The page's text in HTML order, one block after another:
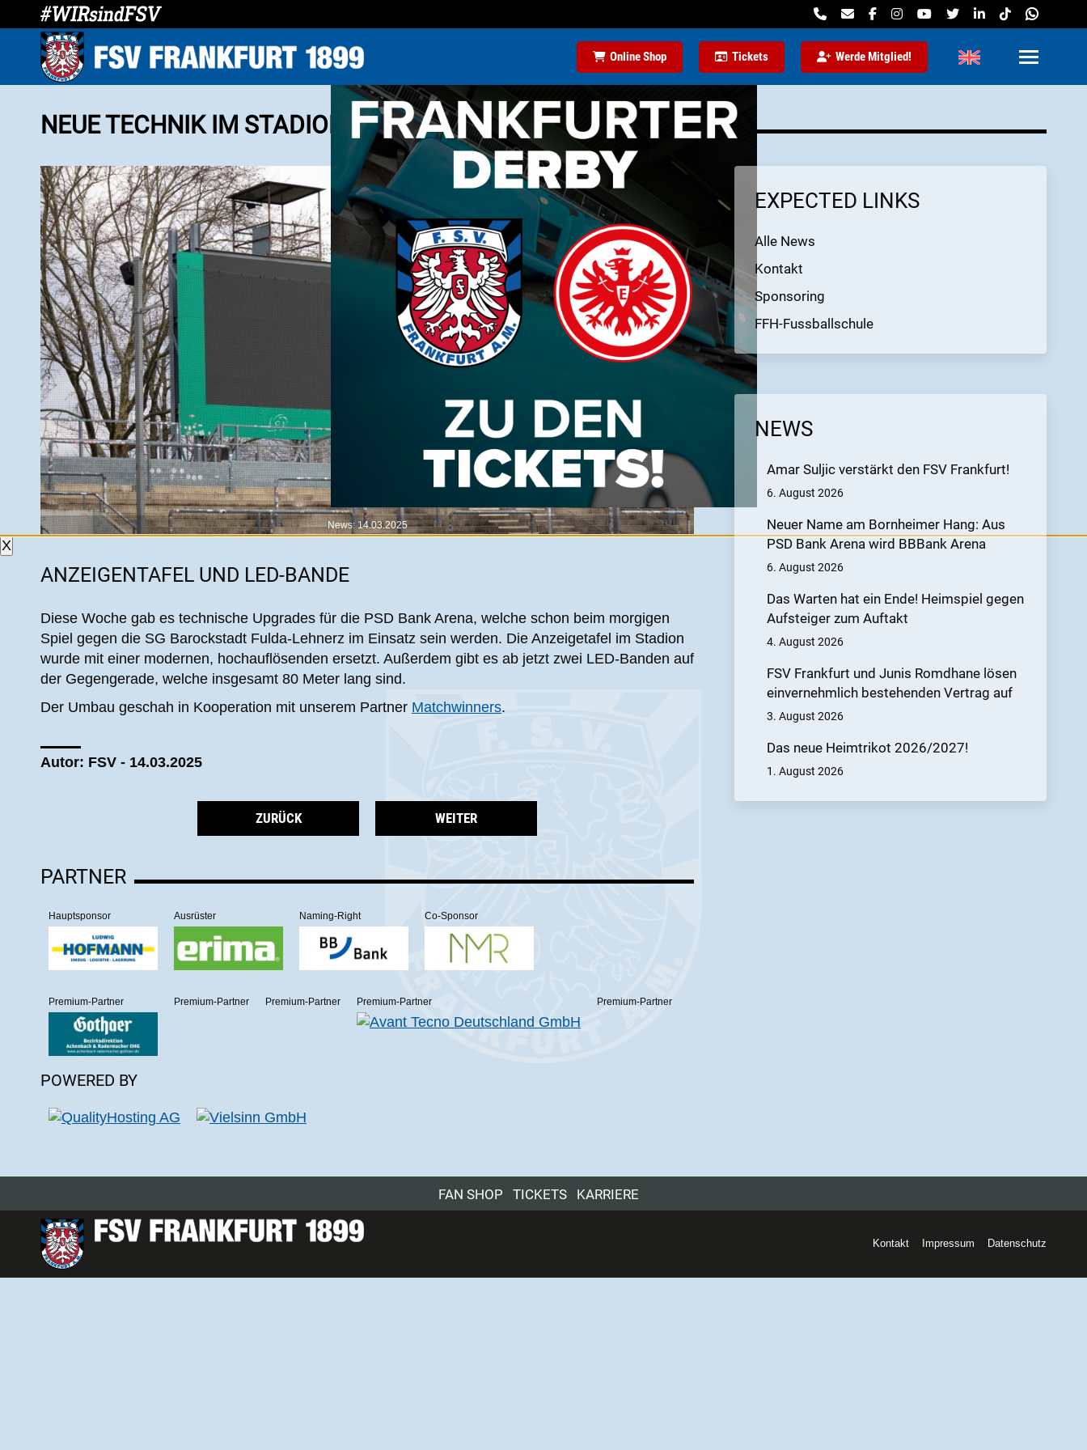
Online Shop Tickets Werde Mitglied!
NEUE TECHNIK IM STADION
News: 14.03.2025
ANZEIGENTAFEL UND LED-BANDE
Diese Woche gab es technische Upgrades für die PSD Bank Arena, welche schon beim morgigen
Spiel gegen die SG Barockstadt Fulda-Lehnerz im Einsatz sein werden. Die Anzeigetafel im Stadion
wurde mit einer modernen, hochauflösenden ersetzt. Außerdem gibt es ab jetzt zwei LED-Banden auf
der Gegengerade, welche insgesamt 80 Meter lang sind.
Der Umbau geschah in Kooperation mit unserem Partner Matchwinners.
Autor: FSV - 14.03.2025
ZURÜCK WEITER
PARTNER
Hauptsponsor Ausrüster Naming-Right Co-Sponsor
Premium-Partner Premium-Partner Premium-Partner Premium-Partner Premium-Partner
POWERED BY
EXPECTED LINKS
Alle News
Kontakt
Sponsoring
FFH-Fussballschule
NEWS
Amar Suljic verstärkt den FSV Frankfurt!
6. August 2026
Neuer Name am Bornheimer Hang: Aus
PSD Bank Arena wird BBBank Arena
6. August 2026
Das Warten hat ein Ende! Heimspiel gegen
Aufsteiger zum Auftakt
4. August 2026
FSV Frankfurt und Junis Romdhane lösen
einvernehmlich bestehenden Vertrag auf
3. August 2026
Das neue Heimtrikot 2026/2027!
1. August 2026
FAN SHOP TICKETS KARRIERE
Kontakt Impressum Datenschutz
X